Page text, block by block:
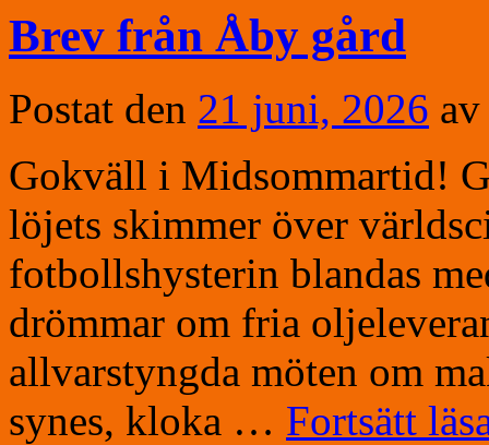
Brev från Åby gård
Postat den 21 juni, 2026 av
Gokväll i Midsommartid!
löjets skimmer över
fotbollshysterin blandas
drömmar om fria
allvarstyngda möten om
synes, kloka … Fortsätt